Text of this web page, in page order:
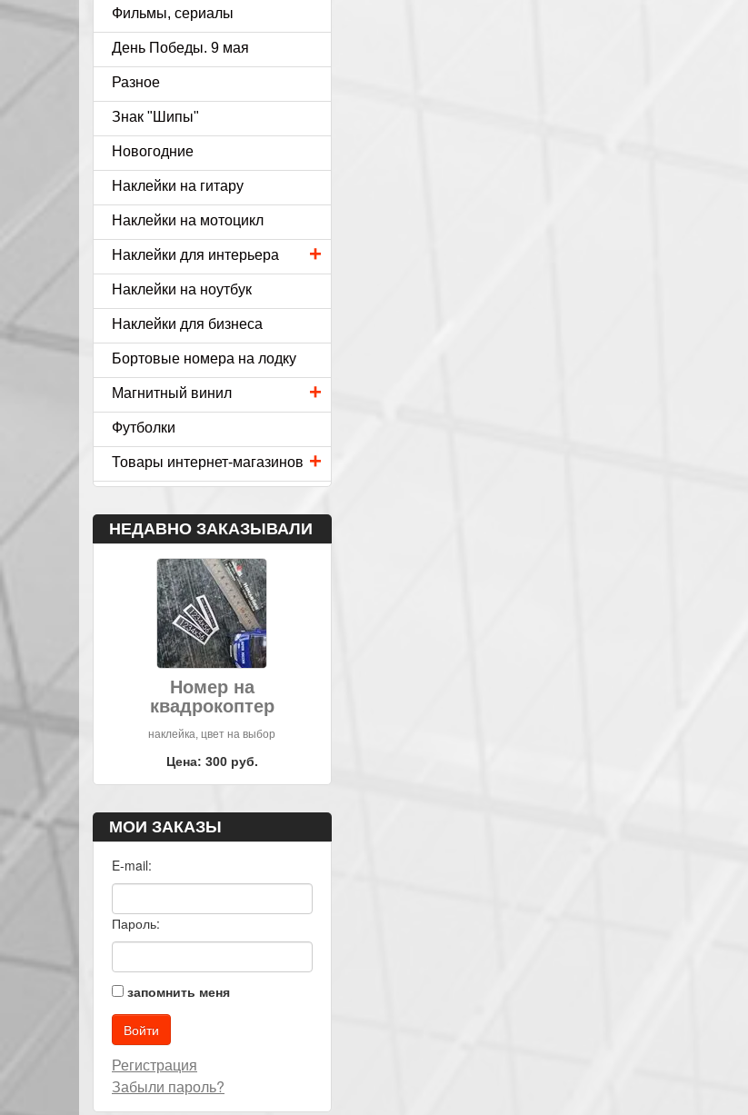
Фильмы, сериалы
День Победы. 9 мая
Разное
Знак "Шипы"
Новогодние
Наклейки на гитару
Наклейки на мотоцикл
+
Наклейки для интерьера
Наклейки на ноутбук
Наклейки для бизнеса
Бортовые номера на лодку
+
Магнитный винил
Футболки
+
Товары интернет-магазинов
НЕДАВНО ЗАКАЗЫВАЛИ
Номер на
квадрокоптер
наклейка, цвет на выбор
Цена: 300 руб.
МОИ ЗАКАЗЫ
E-mail:
Пароль:
запомнить меня
Регистрация
Забыли пароль?